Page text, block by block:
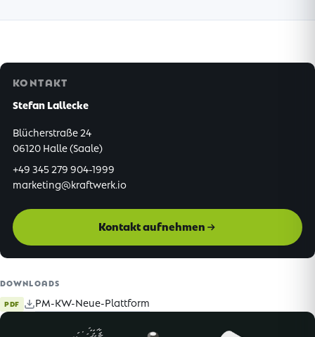
KONTAKT
Stefan Lallecke
Blücherstraße 24
06120 Halle (Saale)
+49 345 279 904-1999
marketing@kraftwerk.io
Kontakt aufnehmen
DOWNLOADS
PDF PM-KW-Neue-Plattform